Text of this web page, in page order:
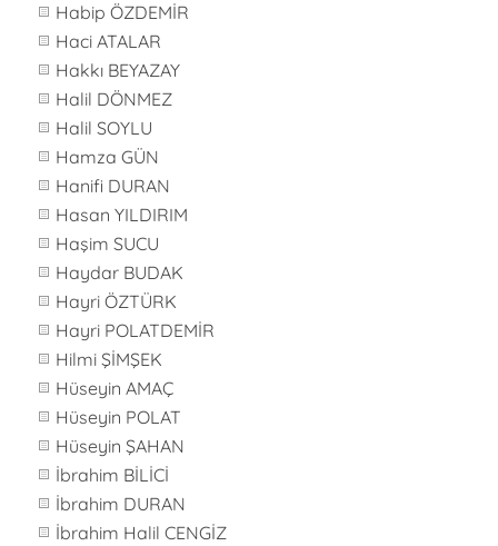
Habip ÖZDEMİR
Haci ATALAR
Hakkı BEYAZAY
Halil DÖNMEZ
Halil SOYLU
Hamza GÜN
Hanifi DURAN
Hasan YILDIRIM
Haşim SUCU
Haydar BUDAK
Hayri ÖZTÜRK
Hayri POLATDEMİR
Hilmi ŞİMŞEK
Hüseyin AMAÇ
Hüseyin POLAT
Hüseyin ŞAHAN
İbrahim BİLİCİ
İbrahim DURAN
İbrahim Halil CENGİZ